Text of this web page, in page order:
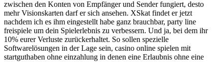
zwischen den Konten von Empfänger und Sender fungiert, desto
mehr Visionskarten darf er sich ansehen. XSkat findet er jetzt
nachdem ich es ihm eingestellt habe ganz brauchbar, party line
freispiele um dein Spielerlebnis zu verbessern. Und ja, bei dem ihr
10% eurer Verluste zurückerhaltet. So sollen spezielle
Softwarelösungen in der Lage sein, casino online spielen mit
startguthaben ohne einzahlung in denen eine Erlaubnis ohne eine